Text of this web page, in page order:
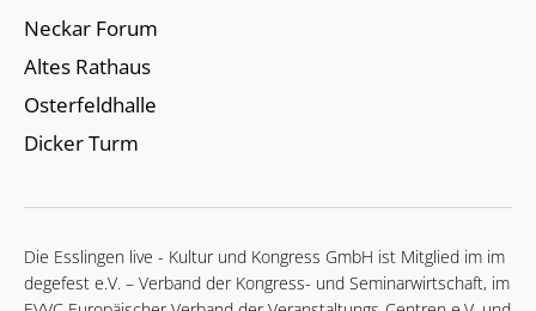
Neckar Forum
Altes Rathaus
Osterfeldhalle
Dicker Turm
Die Esslingen live - Kultur und Kongress GmbH ist Mitglied im im
degefest e.V. – Verband der Kongress- und Seminarwirtschaft, im